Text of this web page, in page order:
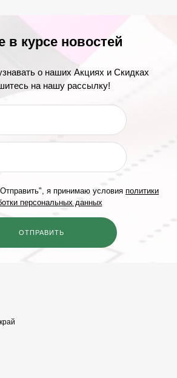
в курсе новостей
о наших Акциях и Скидках
на нашу рассылку!
я принимаю условия политики
персональных данных